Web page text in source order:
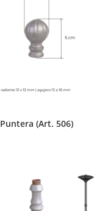
Puntera (Art. 506)